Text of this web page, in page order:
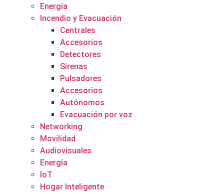
Energía
Incendio y Evacuación
Centrales
Accesorios
Detectores
Sirenas
Pulsadores
Accesorios
Autónomos
Evacuación por voz
Networking
Movilidad
Audiovisuales
Energía
IoT
Hogar Inteligente